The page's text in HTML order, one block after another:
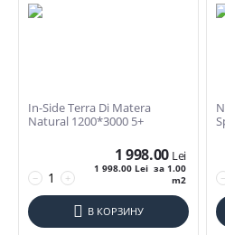
120*120
120*240
120*280
120*320
In-Side Terra Di Matera
Natural 1200*3000 5+
+
−
1 998.00 Lei
1 998.00 Lei за 1.00
m2
В КОРЗИНУ
−